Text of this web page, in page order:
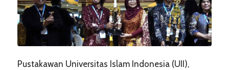
Pustakawan Universitas Islam Indonesia (UII),